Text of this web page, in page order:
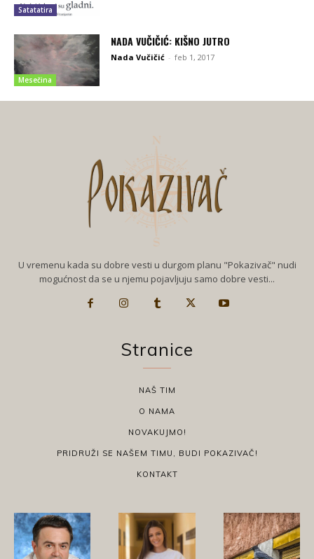
Satatatira
Mesečina
NADA VUČIČIĆ: KIŠNO JUTRO
Nada Vučičić - feb 1, 2017
U vremenu kada su dobre vesti u durgom planu "Pokazivač" nudi
mogućnost da se u njemu pojavljuju samo dobre vesti...
Stranice
NAŠ TIM
O NAMA
NOVAKUJMO!
PRIDRUŽI SE NAŠEM TIMU, BUDI POKAZIVAČ!
KONTAKT